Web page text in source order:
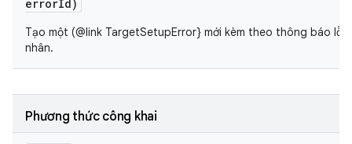
errorId)
Tạo một (@link TargetSetupError} mới kèm theo thông báo lỗi
nhân.
Phương thức công khai